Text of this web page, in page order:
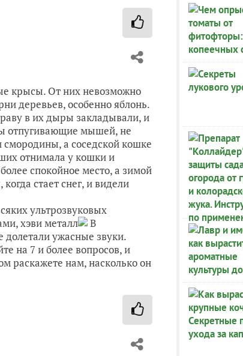
крысы. От них невозможно
деревьев, особенно яблонь.
в их дыры закладывали, и
отпугивающие мышей, не
а соседской кошке
отнимала у кошки и
спокойное место, а зимой
стает снег, и видели
ультрозвуковых
хэви металл
В
ужасные звуки.
на 7 и более вопросов, и
раскажете нам, насколько он